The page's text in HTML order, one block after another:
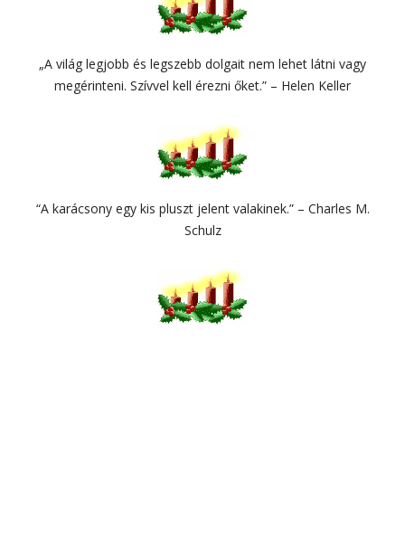
„A világ legjobb és legszebb dolgait nem lehet látni vagy
megérinteni. Szívvel kell érezni őket.” – Helen Keller
“A karácsony egy kis pluszt jelent valakinek.” – Charles M.
Schulz